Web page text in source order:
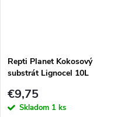
Repti Planet Kokosový
substrát Lignocel 10L
€9,75
Skladom 1 ks